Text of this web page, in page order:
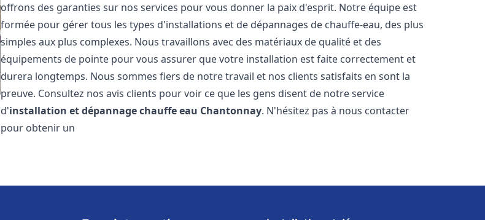
offrons des garanties sur nos services pour vous donner la paix d'esprit. Notre équipe est
formée pour gérer tous les types d'installations et de dépannages de chauffe-eau, des plus
simples aux plus complexes. Nous travaillons avec des matériaux de qualité et des
équipements de pointe pour vous assurer que votre installation est faite correctement et
durera longtemps. Nous sommes fiers de notre travail et nos clients satisfaits en sont la
preuve. Consultez nos avis clients pour voir ce que les gens disent de notre service
d'installation et dépannage chauffe eau Chantonnay. N'hésitez pas à nous contacter
pour obtenir un